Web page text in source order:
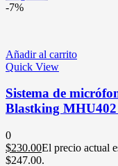
-7%
Añadir al carrito
Quick View
Sistema de
Blastking
0
$230.00El precio actual
$247.00.